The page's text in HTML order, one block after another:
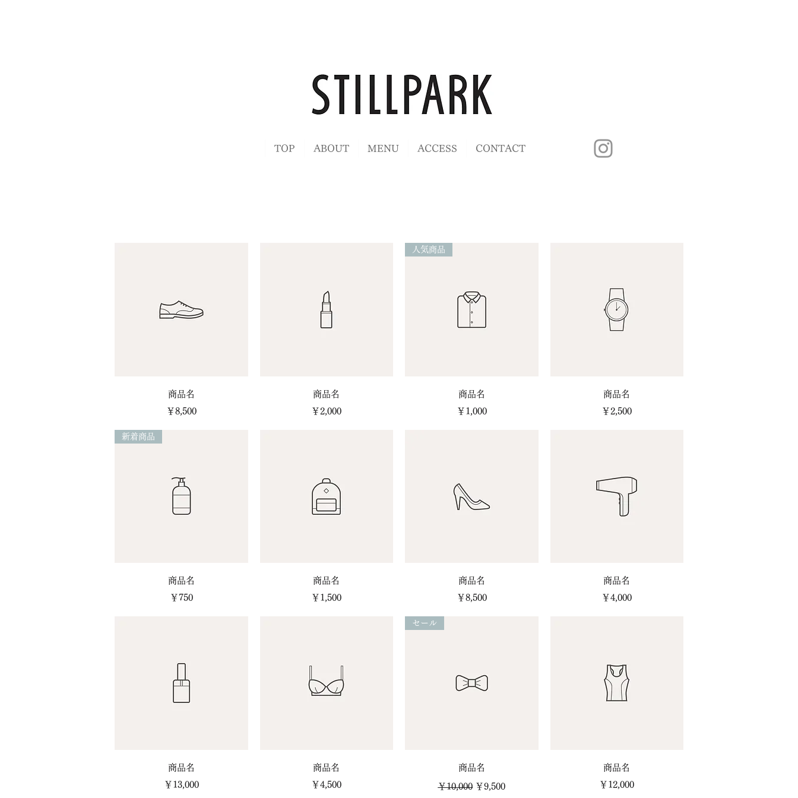
TOP ABOUT MENU ACCESS CONTACT
クイックビュー
商品名
価格
￥8,500
クイックビュー
商品名
価格
￥2,000
クイックビュー
人気商品
商品名
価格
￥1,000
クイックビュー
商品名
価格
￥2,500
クイックビュー
新着商品
商品名
価格
￥750
クイックビュー
商品名
価格
￥1,500
クイックビュー
商品名
価格
￥8,500
クイックビュー
商品名
価格
￥4,000
クイックビュー
商品名
価格
￥13,000
クイックビュー
商品名
価格
￥4,500
クイックビュー
セール
商品名
通常価格
￥10,000 セール価格
￥9,500
クイックビュー
商品名
価格
￥12,000